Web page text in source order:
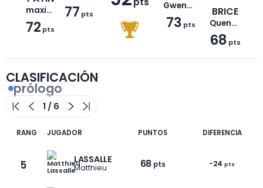
77 pts
Gwenael
73 pts
maxime
72 pts
BRICE
Quentin
68 pts
CLASIFICACIÓN
prólogo
RANG JUGADOR PUNTOS DIFERENCIA
5 LASSALLE
Matthieu 68 pts -24 pts